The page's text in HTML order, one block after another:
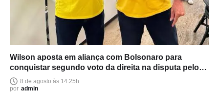
Wilson aposta em aliança com Bolsonaro para
conquistar segundo voto da direita na disputa pelo
Senado
8 de agosto às 14:25h
por admin